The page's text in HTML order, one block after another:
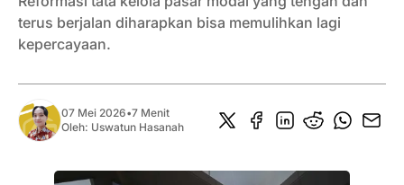
terus berjalan diharapkan bisa memulihkan lagi
kepercayaan.
07 Mei 2026•7 Menit
Oleh: Uswatun Hasanah